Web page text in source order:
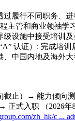
过履行不同职务、
主管和商业领袖学
级设施中接受培训
认证）: 完成培
、中国内地及海外
截止）→ 能力倾向
正式入职 （2026年8
zh_hk/c ...